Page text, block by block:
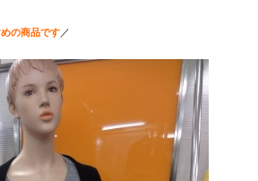
の商品です／